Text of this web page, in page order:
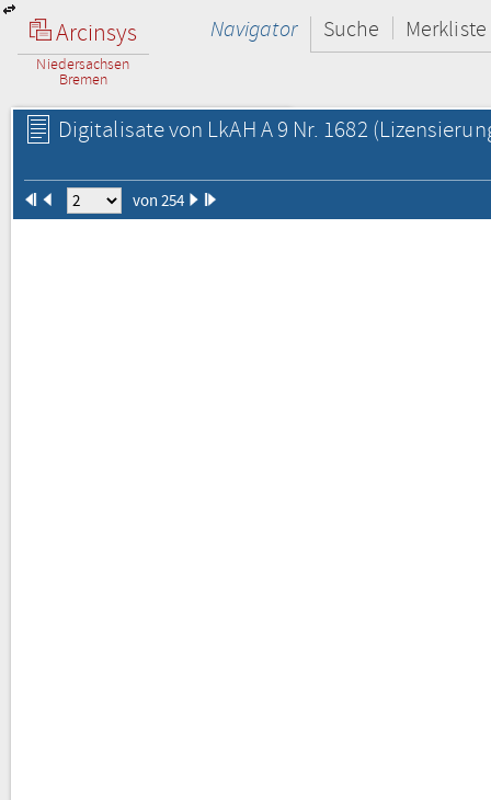
Arcinsys
Niedersachsen
Bremen
Navigator Suche Merkliste
Digitalisate von LkAH A 9 Nr. 1682
von 254